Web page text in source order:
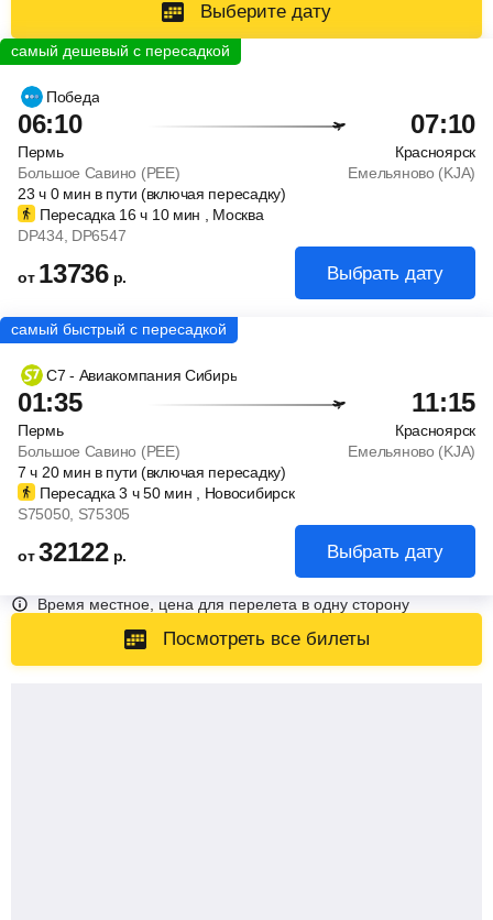
Выберите дату
Победа
06:10 07:10
Пермь
Красноярск
Большое Савино (PEE)
Емельяново (KJA)
23ч0 мин в пути (включая пересадку)
Пересадка 16ч 10 мин , Москва
DP434, DP6547
от 13736 р. Выбрать дату
С7 - Авиакомпания Сибирь
01:35 11:15
Пермь
Красноярск
Большое Савино (PEE)
Емельяново (KJA)
7ч 20 мин в пути (включая пересадку)
Пересадка 3 ч50 мин , Новосибирск
S75050, S75305
от32122 р. Выбрать дату
Время местное, цена для перелета в одну сторону
Посмотреть все билеты